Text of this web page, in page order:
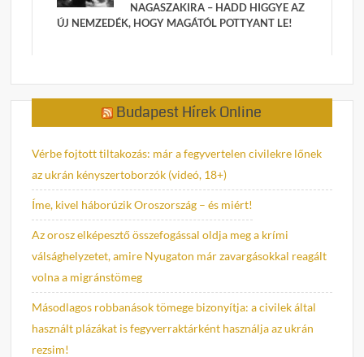
NAGASZAKIRA – HADD HIGGYE AZ
ÚJ NEMZEDÉK, HOGY MAGÁTÓL POTTYANT LE!
Budapest Hírek Online
Vérbe fojtott tiltakozás: már a fegyvertelen civilekre lőnek
az ukrán kényszertoborzók (videó, 18+)
Íme, kivel háborúzik Oroszország – és miért!
Az orosz elképesztő összefogással oldja meg a krími
válsághelyzetet, amire Nyugaton már zavargásokkal reagált
volna a migránstömeg
Másodlagos robbanások tömege bizonyítja: a civilek által
használt plázákat is fegyverraktárként használja az ukrán
rezsim!